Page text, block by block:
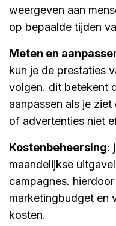
weergeven aan
op bepaalde tijden
meten en
kun je de prestaties
volgen. dit betekent
aanpassen als je
of advertenties niet
kostenbeheersing:
maandelijkse
campagnes.
marketingbudget en
kosten.